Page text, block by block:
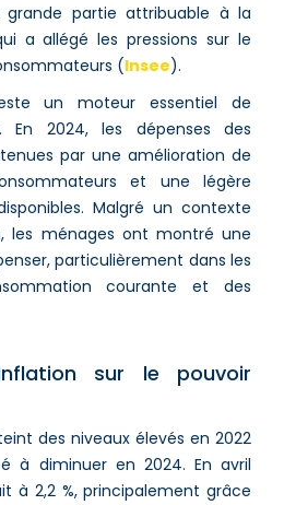
partie attribuable à la
a allégé les pressions sur le
(Insee)​.
un moteur essentiel de
En 2024, les dépenses des
par une amélioration de
et une légère
Malgré un contexte
les ménages ont montré une
particulièrement dans les
courante et des
sur le pouvoir
des niveaux élevés en 2022
à diminuer en 2024. En avril
à 2,2 %, principalement grâce